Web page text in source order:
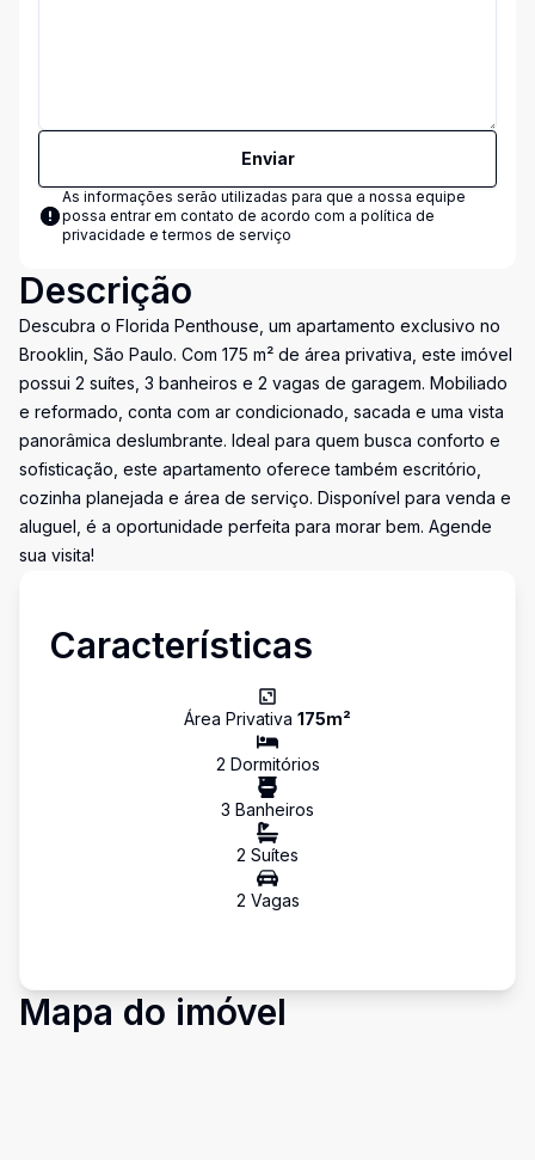
Enviar
As informações serão utilizadas para que a nossa equipe
possa entrar em contato de acordo com a política de
privacidade e termos de serviço
Descrição
Descubra o Florida Penthouse, um apartamento exclusivo no
Brooklin, São Paulo. Com 175 m² de área privativa, este imóvel
possui 2 suítes, 3 banheiros e 2 vagas de garagem. Mobiliado
e reformado, conta com ar condicionado, sacada e uma vista
panorâmica deslumbrante. Ideal para quem busca conforto e
sofisticação, este apartamento oferece também escritório,
cozinha planejada e área de serviço. Disponível para venda e
aluguel, é a oportunidade perfeita para morar bem. Agende
sua visita!
Características
Área Privativa 175m²
2 Dormitórios
3 Banheiros
2 Suítes
2 Vagas
Mapa do imóvel